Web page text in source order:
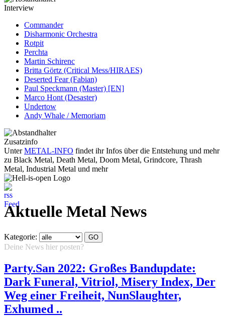
Interview
Commander
Disharmonic Orchestra
Rotpit
Perchta
Martin Schirenc
Britta Görtz (Critical Mess/HIRAES)
Deserted Fear (Fabian)
Paul Speckmann (Master) [EN]
Marco Hont (Desaster)
Undertow
Andy Whale / Memoriam
Zusatzinfo
UnterMETAL-INFO findet ihr Infos über die Entstehung und mehr
zu Black Metal, Death Metal, Doom Metal, Grindcore, Thrash
Metal, Industrial Metal und mehr
Aktuelle Metal News
Kategorie:
Deine News hier posten?
Party.San 2022: Großes Bandupdate:
Dark Funeral, Vitriol, Misery Index, Der
Weg einer Freiheit, NunSlaughter,
Exhumed ..